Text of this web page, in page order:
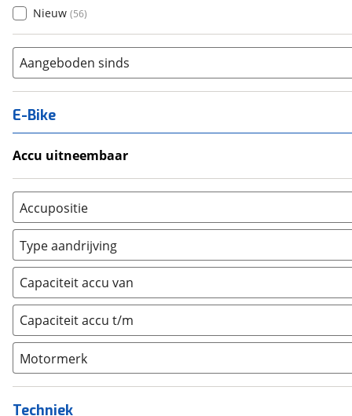
Nieuw (56)
Aangeboden sinds
E-Bike
Accu uitneembaar
Nee, vast (0)
Accupositie
Bagagedrager (0)
Frame (0 )
Vloer (0
Achterbank (0)
Kofferbak (0)
Overig (0)
Type aandrijving
Achterwiel (0)
Trapas
Voorwiel
Capaciteit accu van
Capaciteit accu t/m
Motormerk
Bosch (0)
Yamaha
Techniek